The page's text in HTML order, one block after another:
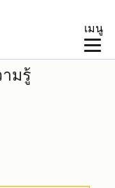
เมนู
มรู้